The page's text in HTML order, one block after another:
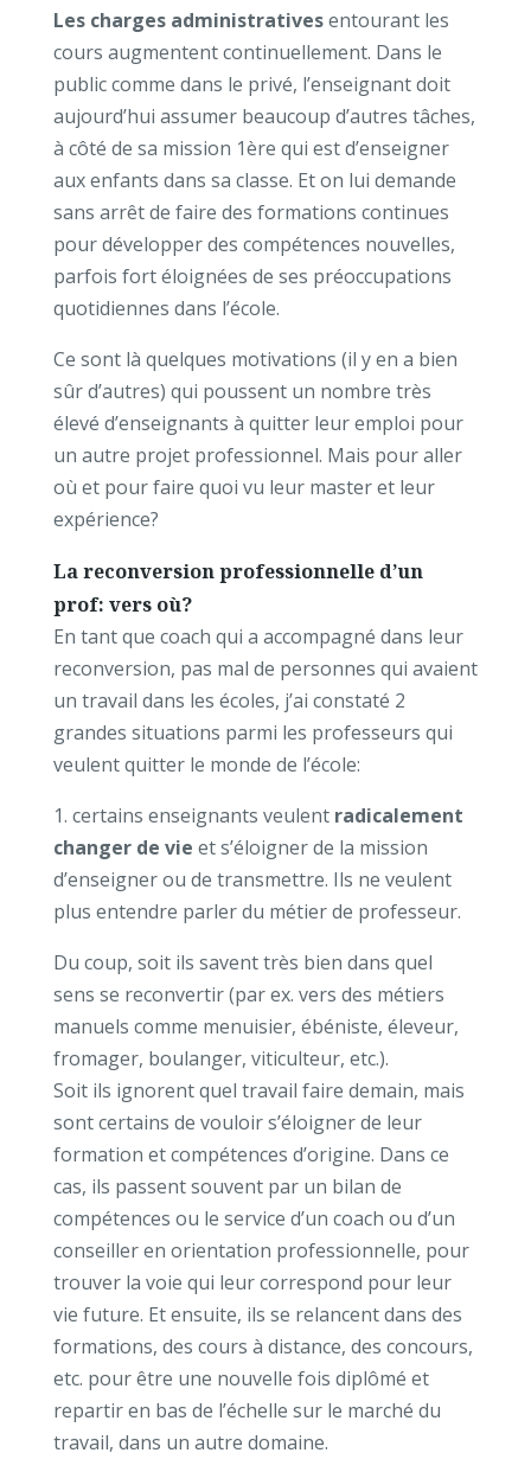
Les charges administrativesentourant les
cours augmentent continuellement. Dans le
public comme dans le privé, l’enseignant doit
aujourd’hui assumer beaucoup d’autres tâches,
à côté de sa mission 1ère qui est d’enseigner
aux enfants dans sa classe. Et on lui demande
sans arrêt de faire des formations continues
pour développer des compétences nouvelles,
parfois fort éloignées de ses préoccupations
quotidiennes dans l’école.
Ce sont là quelques motivations (il y en a bien
sûr d’autres) qui poussent un nombre très
élevé d’enseignants à quitter leur emploi pour
un autre projet professionnel. Mais pour aller
où et pour faire quoi vu leur master et leur
expérience?
La reconversion professionnelle d’un
prof: vers où?
En tant que coach qui a accompagné dans leur
reconversion, pas mal de personnes qui avaient
un travail dans les écoles, j’ai constaté 2
grandes situations parmi les professeurs qui
veulent quitter le monde de l’école:
1. certains enseignants veulent radicalement
changer de vie et s’éloigner de la mission
d’enseigner ou de transmettre. Ils ne veulent
plus entendre parler du métier de professeur.
Du coup, soit ils savent très bien dans quel
sens se reconvertir (par ex. vers des métiers
manuels comme menuisier, ébéniste, éleveur,
fromager, boulanger, viticulteur, etc.).
Soit ils ignorent quel travail faire demain, mais
sont certains de vouloir s’éloigner de leur
formation et compétences d’origine. Dans ce
cas, ils passent souvent par un bilan de
compétences ou le service d’un coach ou d’un
conseiller en orientation professionnelle, pour
trouver la voie qui leur correspond pour leur
vie future. Et ensuite, ils se relancent dans des
formations, des cours à distance, des concours,
etc. pour être une nouvelle fois diplômé et
repartir en bas de l’échelle sur le marché du
travail, dans un autre domaine.